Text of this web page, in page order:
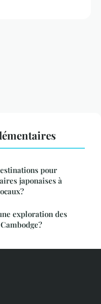
pour
japonaises à
exploration des